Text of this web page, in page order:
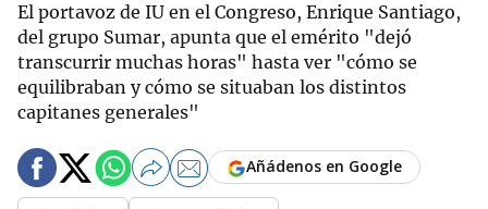
El portavoz de IU en el Congreso, Enrique Santiago,
del grupo Sumar, apunta que el emérito "dejó
transcurrir muchas horas" hasta ver "cómo se
equilibraban y cómo se situaban los distintos
capitanes generales"
Añádenos en Google